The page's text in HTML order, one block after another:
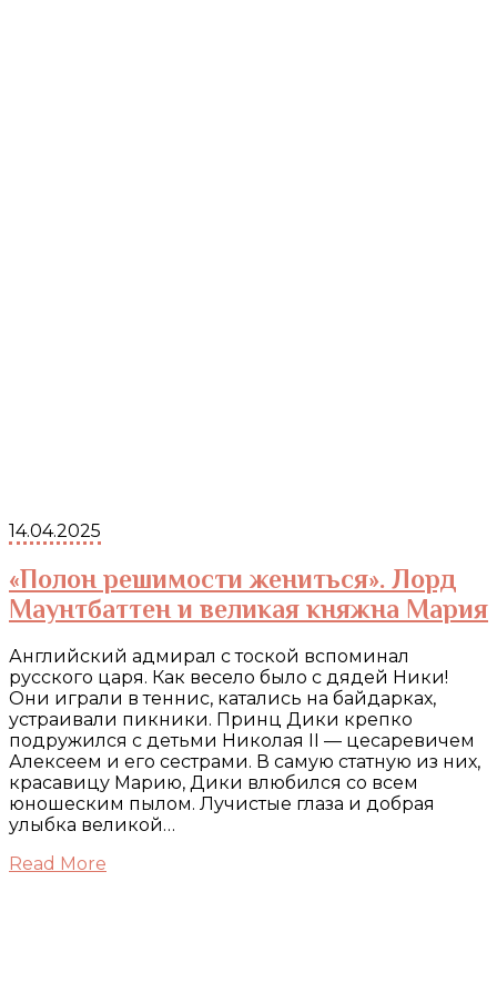
14.04.2025
«Полон решимости жениться». Лорд
Маунтбаттен и великая княжна Мария
Английский адмирал с тоской вспоминал
русского царя. Как весело было с дядей Ники!
Они играли в теннис, катались на байдарках,
устраивали пикники. Принц Дики крепко
подружился с детьми Николая II — цесаревичем
Алексеем и его сестрами. В самую статную из них,
красавицу Марию, Дики влюбился со всем
юношеским пылом. Лучистые глаза и добрая
улыбка великой…
Read More